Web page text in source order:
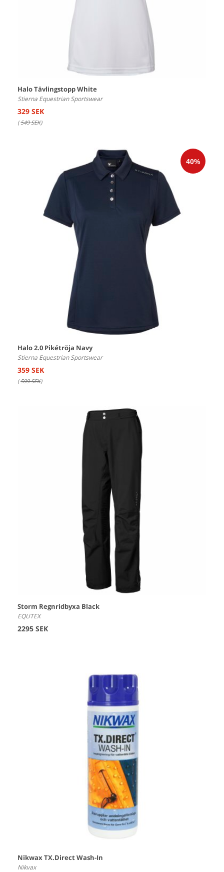
Halo Tävlingstopp White
Stierna Equestrian Sportswear
329 SEK
(549 SEK)
Halo 2.0 Pikétröja Navy
Stierna Equestrian Sportswear
359 SEK
(599 SEK)
Storm Regnridbyxa Black
EQUTEX
2295 SEK
Nikwax TX.Direct Wash-In
Nikvax